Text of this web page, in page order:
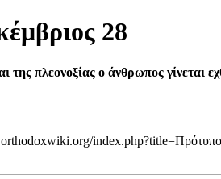
28
πλεονοξίας ο άνθρωπος γίνεται